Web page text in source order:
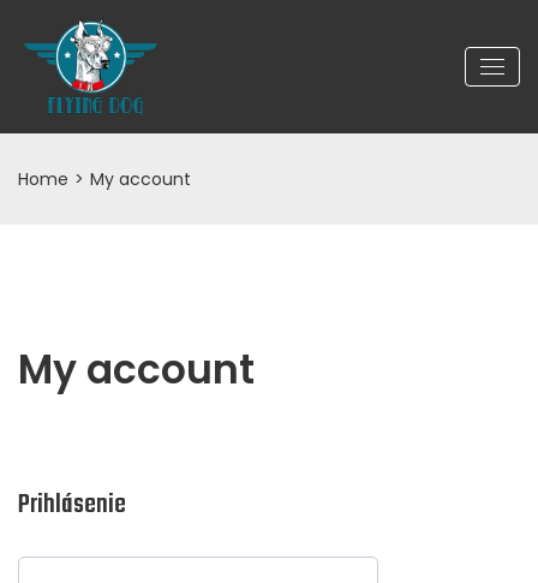
Home > My account
My account
Prihlásenie